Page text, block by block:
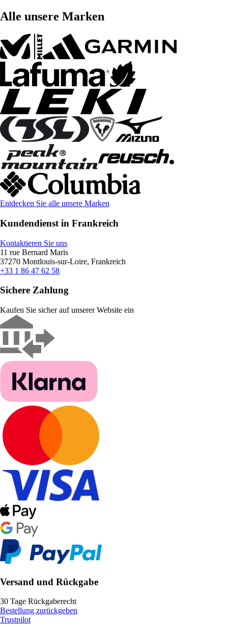
Alle unsere Marken
Entdecken Sie alle unsere Marken
Kundendienst in Frankreich
Kontaktieren Sie uns
11 rue Bernard Maris
37270 Montlouis-sur-Loire, Frankreich
+33 1 86 47 62 58
Sichere Zahlung
Kaufen Sie sicher auf unserer Website ein
Versand und Rückgabe
30 Tage Rückgaberecht
Bestellung zurückgeben
Trustpilot